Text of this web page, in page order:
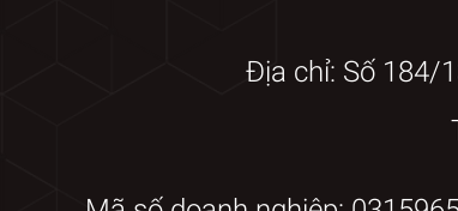
Địa chỉ: Số 184/